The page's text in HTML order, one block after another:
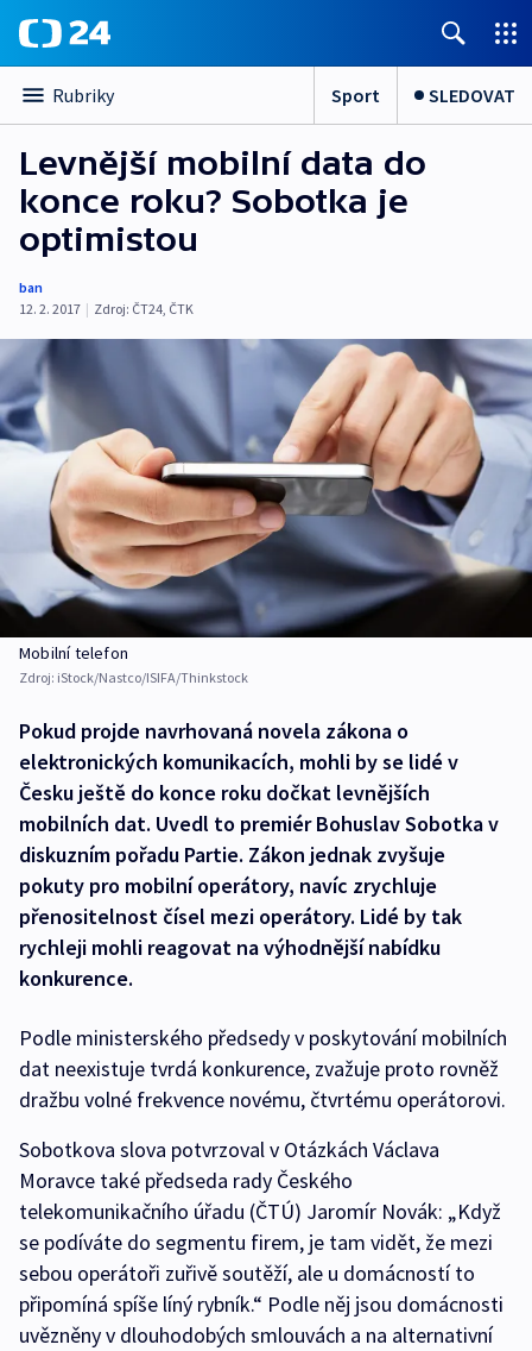
Rubriky Sport SLEDOVAT
Levnější mobilní data do
konce roku? Sobotka je
optimistou
ban
12. 2. 2017 | Zdroj: ČT24, ČTK
Mobilní telefon
Zdroj: iStock/Nastco/ISIFA/Thinkstock
Pokud projde navrhovaná novela zákona o
elektronických komunikacích, mohli by se lidé v
Česku ještě do konce roku dočkat levnějších
mobilních dat. Uvedl to premiér Bohuslav Sobotka v
diskuzním pořadu Partie. Zákon jednak zvyšuje
pokuty pro mobilní operátory, navíc zrychluje
přenositelnost čísel mezi operátory. Lidé by tak
rychleji mohli reagovat na výhodnější nabídku
konkurence.
Podle ministerského předsedy v poskytování mobilních
dat neexistuje tvrdá konkurence, zvažuje proto rovněž
dražbu volné frekvence novému, čtvrtému operátorovi.
Sobotkova slova potvrzoval v Otázkách Václava
Moravce také předseda rady Českého
telekomunikačního úřadu (ČTÚ) Jaromír Novák: „Když
se podíváte do segmentu firem, je tam vidět, že mezi
sebou operátoři zuřivě soutěží, ale u domácností to
připomíná spíše líný rybník.“ Podle něj jsou domácnosti
uvězněny v dlouhodobých smlouvách a na alternativní